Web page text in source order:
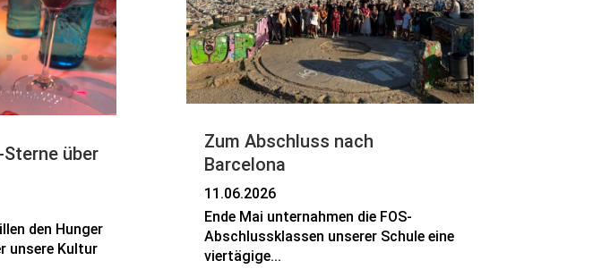
über
den Hunger
unsere Kultur
Zum Abschluss nach
Barcelona
11.06.2026
Ende Mai unternahmen die FOS-
Abschlussklassen unserer Schule eine
viertägige...